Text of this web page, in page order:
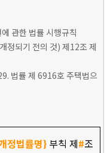
관한 법률 시행규칙
정되기 전의 것) 제12조 제
법률 제 6916호 주택법으
정법률명}부칙 제#조